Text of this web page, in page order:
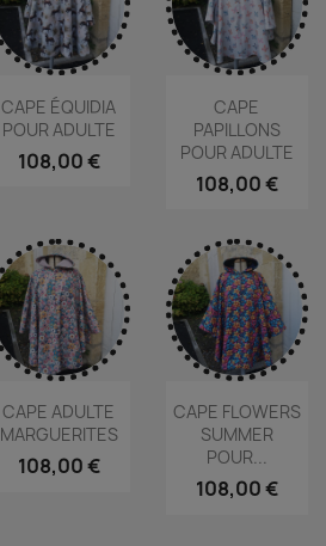
CAPE ÉQUIDIA
POUR ADULTE
108,00 €
CAPE
PAPILLONS
POUR ADULTE
108,00 €
CAPE ADULTE
MARGUERITES
108,00 €
CAPE FLOWERS
SUMMER
POUR...
108,00 €